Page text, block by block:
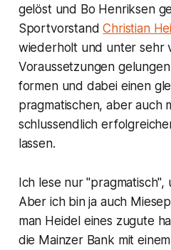
erhalten.
gelöst und Bo Henriksen
SportvorstandChristian
wiederholt und unter sehr
Voraussetzungen
formen und dabei einen
pragmatischen, aber auch
schlussendlich
lassen.
Ich lese nur
Aber ich bin ja auch
man Heidel eines zugute
die Mainzer Bank mit